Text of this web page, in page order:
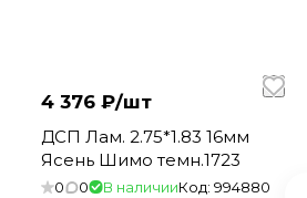
4 376 ₽/шт
ДСП Лам. 2.75*1.83 16мм
Ясень Шимо темн.1723
0 0 В наличииКод: 994880